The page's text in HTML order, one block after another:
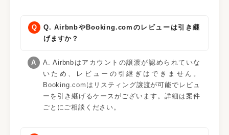
Q. AirbnbやBooking.comのレビューは引き継
げますか？
A. Airbnbはアカウントの譲渡が認められていな
いため、レビューの引継ぎはできません。
Booking.comはリスティング譲渡が可能でレビュ
ーを引き継げるケースがございます。詳細は案件
ごとにご相談ください。